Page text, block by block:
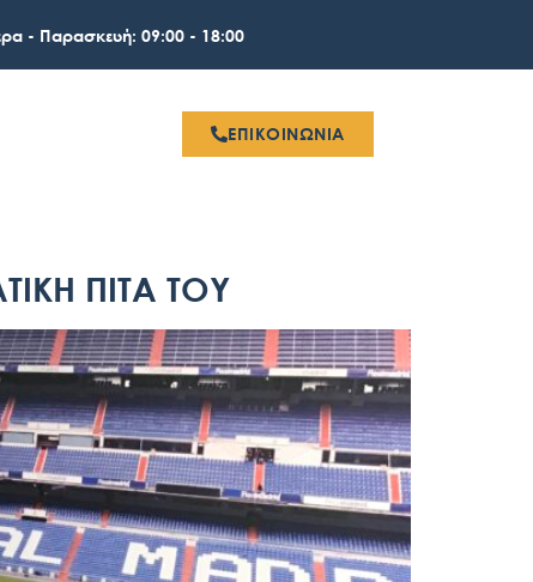
- Παρασκευή: 09:00 - 18:00
ΕΠΙΚΟΙΝΩΝΙΑ
ΠΙΤΑ ΤΟΥ